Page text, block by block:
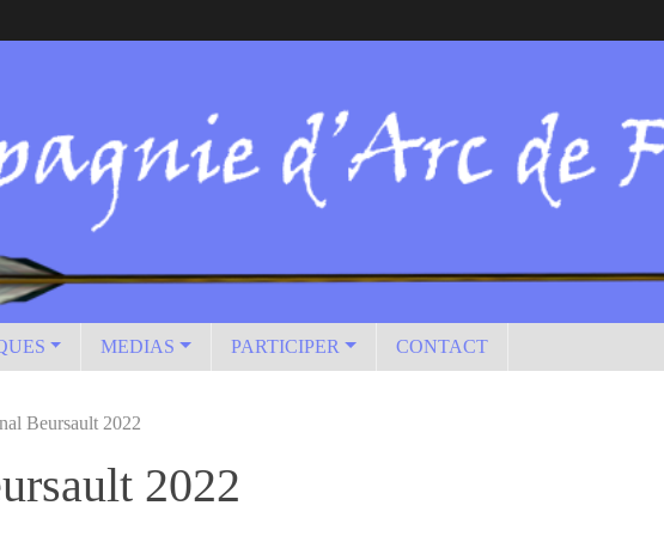
MEDIAS PARTICIPER CONTACT
Beursault 2022
2022